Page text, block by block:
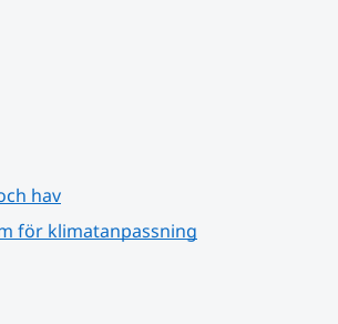
hav
för klimatanpassning